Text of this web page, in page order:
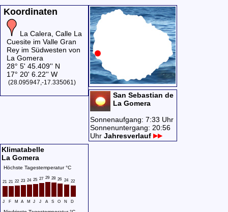
Koordinaten
La Calera, Calle La
Cuesite im Valle Gran
Rey im Südwesten von
La Gomera
28° 5' 45.409'' N
17° 20' 6.22'' W
(28.095947,-17.335061)
San Sebastian de
La Gomera
Sonnenaufgang: 7:33 Uhr
Sonnenuntergang: 20:56
Uhr Jahresverlauf
Klimatabelle
La Gomera
Höchste Tagestemperatur °C
21 21 22 23 24 25 27 29 28 26 24 22
J F M A M J J A S O N D